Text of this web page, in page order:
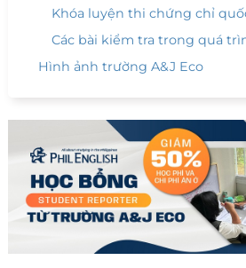
Khóa luyện thi chứng chỉ
Các bài kiểm tra trong quá
Hình ảnh trường A&J Eco